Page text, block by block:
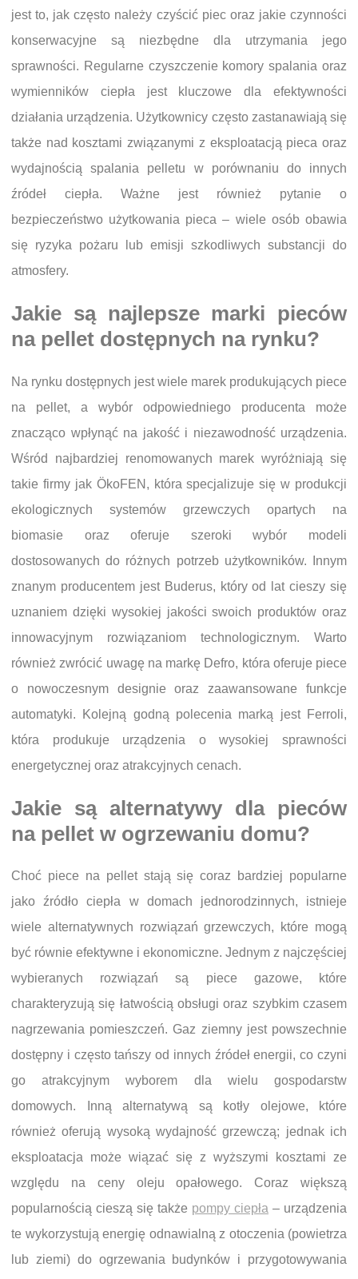
jest to, jak często należy czyścić piec oraz jakie czynności
konserwacyjne są niezbędne dla utrzymania jego
sprawności. Regularne czyszczenie komory spalania oraz
wymienników ciepła jest kluczowe dla efektywności
działania urządzenia. Użytkownicy często zastanawiają się
także nad kosztami związanymi z eksploatacją pieca oraz
wydajnością spalania pelletu w porównaniu do innych
źródeł ciepła. Ważne jest również pytanie o
bezpieczeństwo użytkowania pieca – wiele osób obawia
się ryzyka pożaru lub emisji szkodliwych substancji do
atmosfery.
Jakie są najlepsze marki pieców
na pellet dostępnych na rynku?
Na rynku dostępnych jest wiele marek produkujących piece
na pellet, a wybór odpowiedniego producenta może
znacząco wpłynąć na jakość i niezawodność urządzenia.
Wśród najbardziej renomowanych marek wyróżniają się
takie firmy jak ÖkoFEN, która specjalizuje się w produkcji
ekologicznych systemów grzewczych opartych na
biomasie oraz oferuje szeroki wybór modeli
dostosowanych do różnych potrzeb użytkowników. Innym
znanym producentem jest Buderus, który od lat cieszy się
uznaniem dzięki wysokiej jakości swoich produktów oraz
innowacyjnym rozwiązaniom technologicznym. Warto
również zwrócić uwagę na markę Defro, która oferuje piece
o nowoczesnym designie oraz zaawansowane funkcje
automatyki. Kolejną godną polecenia marką jest Ferroli,
która produkuje urządzenia o wysokiej sprawności
energetycznej oraz atrakcyjnych cenach.
Jakie są alternatywy dla pieców
na pellet w ogrzewaniu domu?
Choć piece na pellet stają się coraz bardziej popularne
jako źródło ciepła w domach jednorodzinnych, istnieje
wiele alternatywnych rozwiązań grzewczych, które mogą
być równie efektywne i ekonomiczne. Jednym z najczęściej
wybieranych rozwiązań są piece gazowe, które
charakteryzują się łatwością obsługi oraz szybkim czasem
nagrzewania pomieszczeń. Gaz ziemny jest powszechnie
dostępny i często tańszy od innych źródeł energii, co czyni
go atrakcyjnym wyborem dla wielu gospodarstw
domowych. Inną alternatywą są kotły olejowe, które
również oferują wysoką wydajność grzewczą; jednak ich
eksploatacja może wiązać się z wyższymi kosztami ze
względu na ceny oleju opałowego. Coraz większą
popularnością cieszą się także pompy ciepła – urządzenia
te wykorzystują energię odnawialną z otoczenia (powietrza
lub ziemi) do ogrzewania budynków i przygotowywania